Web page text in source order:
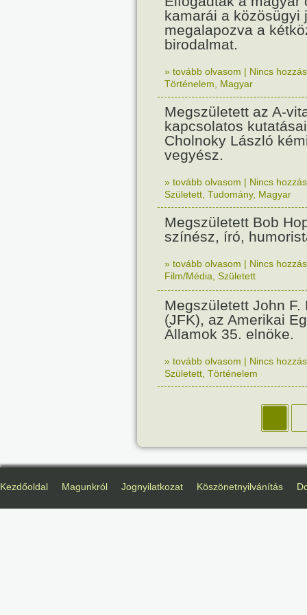
kamarái a közösügyi
megalapozva a
birodalmat.
» tovább olvasom | Nincs
Történelem
Magyar
Megszületett az A-
kapcsolatos
Cholnoky László
vegyész.
» tovább olvasom | Nincs
Született Tudomány, Magyar
Megszületett Bob
színész, író,
» tovább olvasom | Nincs
Film/Média Született
Megszületett John F.
(JFK), az Amerikai
Államok 35. elnöke.
» tovább olvasom | Nincs
Született Történelem
Kezdőoldal Magunkról Jognyilatkozat Köszönetnyilvánítás